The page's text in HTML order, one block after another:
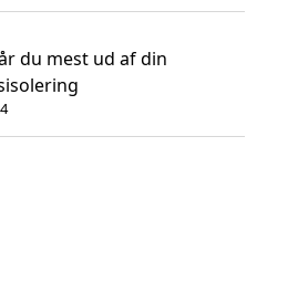
du mest ud af din